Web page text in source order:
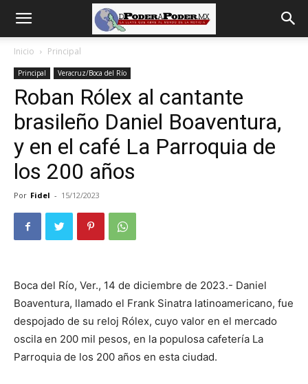
poder
Poder
Inicio Principal
Principal Veracruz/Boca del Río
Roban Rólex al cantante
brasileño Daniel Boaventura,
y en el café La Parroquia de
los 200 años
Por Fidel - 15/12/2023
Boca del Río, Ver., 14 de diciembre de 2023.- Daniel
Boaventura, llamado el Frank Sinatra latinoamericano, fue
despojado de su reloj Rólex, cuyo valor en el mercado
oscila en 200 mil pesos, en la populosa cafetería La
Parroquia de los 200 años en esta ciudad.